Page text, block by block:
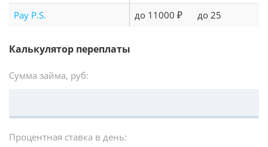
Pay P.S.
до 11000 ₽ до 25
Калькулятор переплаты
Сумма займа, руб:
Процентная ставка в день: